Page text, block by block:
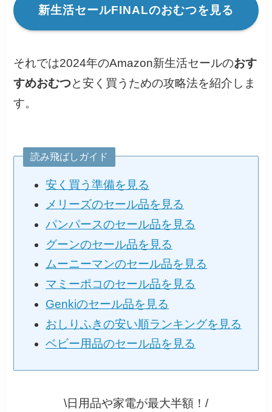
新生活セールFINALのおむつを見る
それでは2024年のAmazon新生活セールのおす
すめおむつと安く買うための攻略法を紹介しま
す。
読み飛ばしガイド
安く買う準備を見る
メリーズのセール品を見る
パンパースのセール品を見る
グーンのセール品を見る
ムーニーマンのセール品を見る
マミーポコのセール品を見る
Genkiのセール品を見る
おしりふきの安い順ランキングを見る
ベビー用品のセール品を見る
\日用品や家電が最大半額！/